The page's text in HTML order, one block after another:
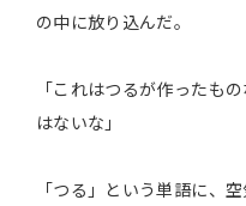
の中に放り込んだ。
「これはつるが作ったも
はないな」
「つる」という単語に、